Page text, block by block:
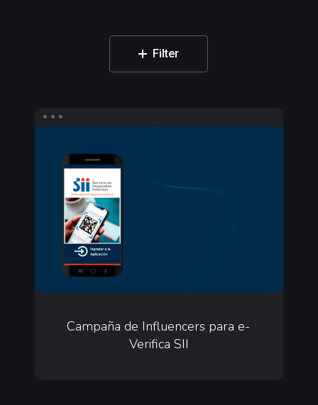
Filter
Campaña
Influencers
Verifica
de
Influencers
Campaña de Influencers para e-
Verifica SII